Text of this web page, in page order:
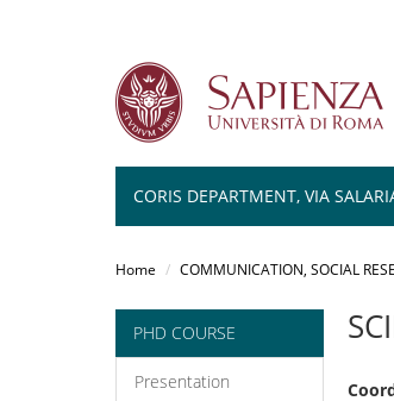
CORIS DEPARTMENT, VIA
Home COMMUNICATION, SOCIAL
PHD COURSE
Presentation